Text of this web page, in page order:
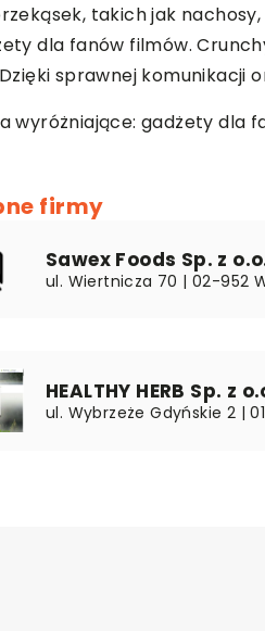
takich jak
dla fanów filmów.
sprawnej komunikacji
wyróżniające: gadżety dla
firmy
Sawex Foods Sp. z
ul. Wiertnicza 70 | 02-952
HEALTHY HERB Sp. z
ul. Wybrzeże Gdyńskie 2 |